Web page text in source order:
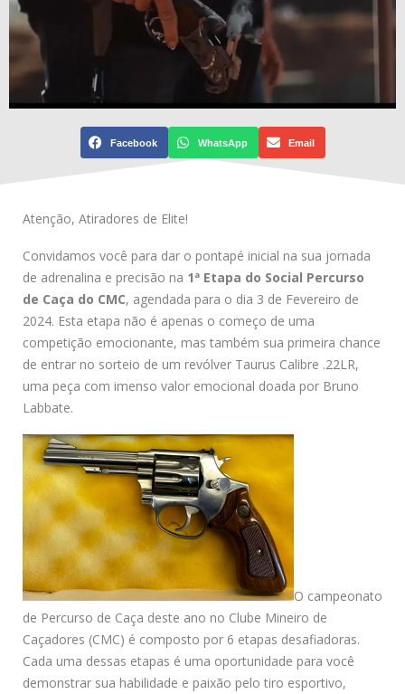
Facebook WhatsApp Email
Atenção, Atiradores de Elite!
Convidamos você para dar o pontapé inicial na sua jornada
de adrenalina e precisão na 1ª Etapa do Social Percurso
de Caça do CMC, agendada para o dia 3 de Fevereiro de
2024. Esta etapa não é apenas o começo de uma
competição emocionante, mas também sua primeira chance
de entrar no sorteio de um revólver Taurus Calibre .22LR,
uma peça com imenso valor emocional doada por Bruno
Labbate.
O campeonato
de Percurso de Caça deste ano no Clube Mineiro de
Caçadores (CMC) é composto por 6 etapas desafiadoras.
Cada uma dessas etapas é uma oportunidade para você
demonstrar sua habilidade e paixão pelo tiro esportivo,